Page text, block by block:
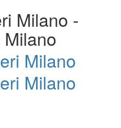
Milano -